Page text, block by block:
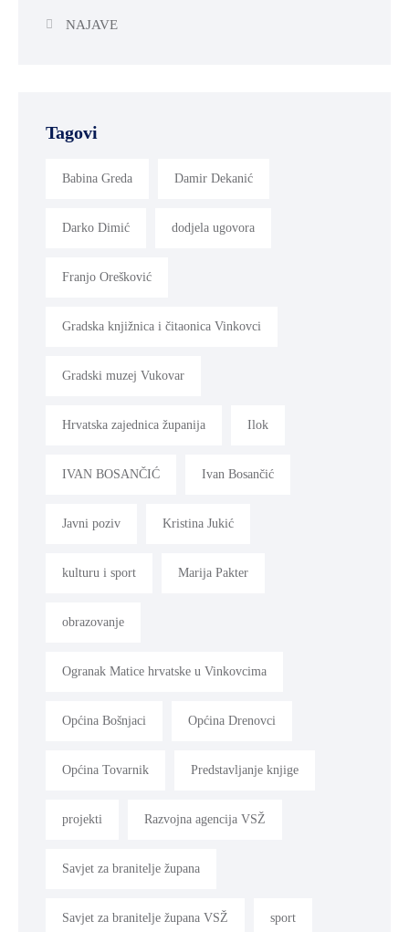
NAJAVE
Tagovi
Babina Greda Damir Dekanić
Darko Dimić dodjela ugovora
Franjo Orešković
Gradska knjižnica i čitaonica Vinkovci
Gradski muzej Vukovar
Hrvatska zajednica županija Ilok
IVAN BOSANČIĆ Ivan Bosančić
Javni poziv Kristina Jukić
kulturu i sport Marija Pakter
obrazovanje
Ogranak Matice hrvatske u Vinkovcima
Općina Bošnjaci Općina Drenovci
Općina Tovarnik Predstavljanje knjige
projekti Razvojna agencija VSŽ
Savjet za branitelje župana
Savjet za branitelje župana VSŽ sport